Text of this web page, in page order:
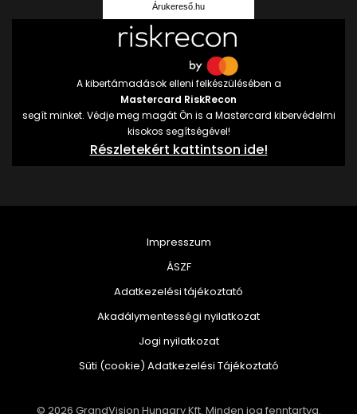
Árukereső.hu
A kibertámadások elleni felkészülésében a
Mastercard RiskRecon
segít minket. Védje meg magát Ön is a Mastercard kibervédelmi
kisokos segítségével!
Részletekért kattintson ide!
© 2026 GrandVision Hungary Kft. Minden jog fenntartva.
Impresszum
ÁSZF
Adatkezelési tájékoztató
Akadálymentességi nyilatkozat
Jogi nyilatkozat
Süti (cookie) Adatkezelési Tájékoztató